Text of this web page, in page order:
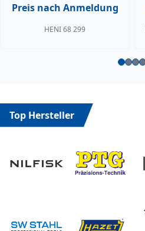
Preis nach Anmeldung
HENI 68 299
Top Hersteller